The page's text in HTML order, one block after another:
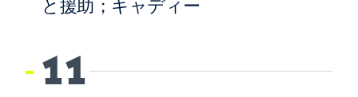
と援助；キャディー
11